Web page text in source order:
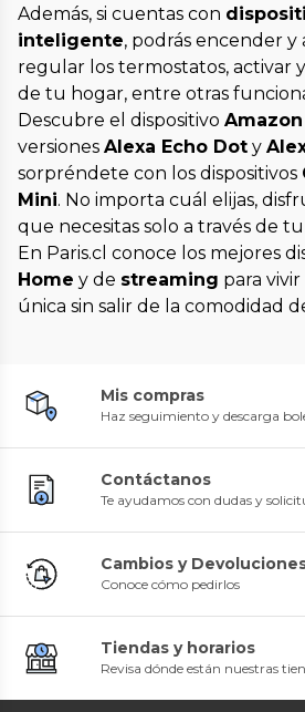
Además, si cuentas con
inteligente, podrás encender y
regular los termostatos, activar
de tu hogar, entre otras
Descubre el dispositivo
versiones Alexa Echo Dot y
sorpréndete con los dispositivos
Mini. No importa cuál elijas,
que necesitas solo a través de tu
En Paris.cl conoce los mejores
Home y de streaming para
única sin salir de la comodidad
Mis compras
Haz seguimiento y descarga
Contáctanos
Te ayudamos con dudas y
Cambios y
Conoce cómo pedirlos
Tiendas y horarios
Revisa dónde están nuestras